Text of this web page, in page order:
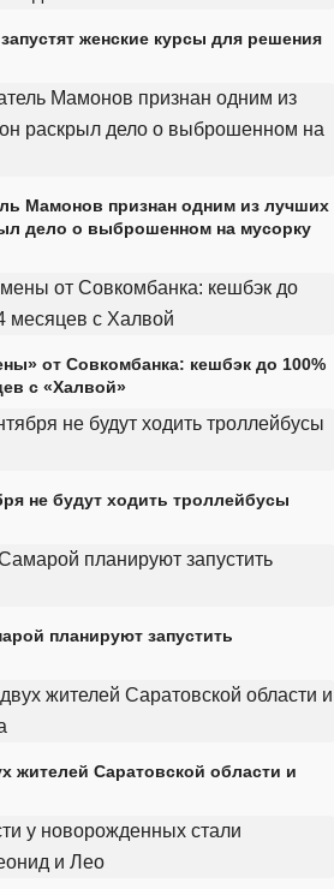
женские курсы для решения
Мамонов признан одним из лучших
дело о выброшенном на мусорку
от Совкомбанка: кешбэк до 100%
с «Халвой»
не будут ходить троллейбусы
планируют запустить
жителей Саратовской области и